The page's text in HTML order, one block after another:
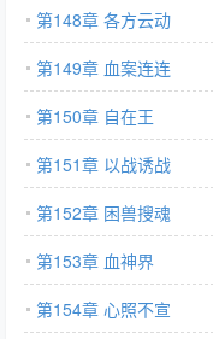
第148章 各方云动
第149章 血案连连
第150章 自在王
第151章 以战诱战
第152章 困兽搜魂
第153章 血神界
第154章 心照不宣